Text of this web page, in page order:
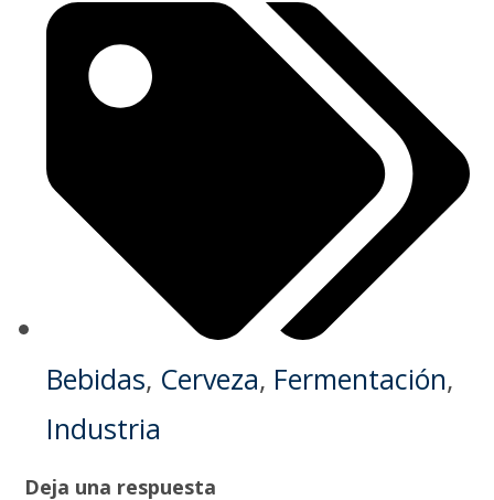
Bebidas, Cerveza, Fermentación,
Industria
Deja una respuesta